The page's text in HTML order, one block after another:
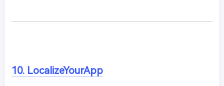
10. LocalizeYourApp